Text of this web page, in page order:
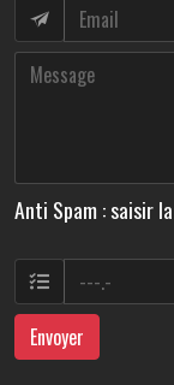
Anti Spam : saisir
Envoyer